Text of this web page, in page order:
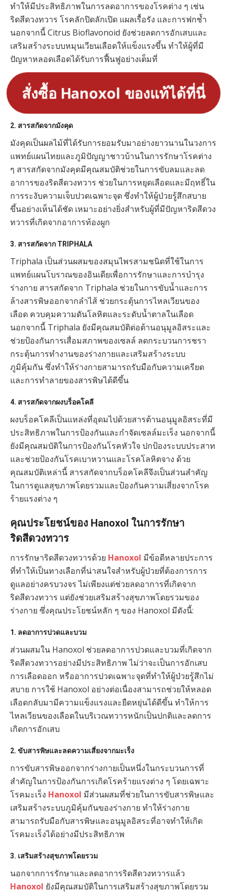
ทำให้มีประสิทธิภาพในการลดอาการของโรคต่าง ๆ เช่น
ริดสีดวงทวาร โรคลักปิดลักเปิด แผลเรื้อรัง และการฟกช้ำ
นอกจากนี้ Citrus Bioflavonoid ยังช่วยลดการอักเสบและ
เสริมสร้างระบบหมุนเวียนเลือดให้แข็งแรงขึ้น ทำให้ผู้ที่มี
ปัญหาหลอดเลือดได้รับการฟื้นฟูอย่างเต็มที่
สั่งซื้อ Hanoxol ของแท้ได้ที่นี่
2. สารสกัดจากมังคุด
มังคุดเป็นผลไม้ที่ได้รับการยอมรับมาอย่างยาวนานในวงการ
แพทย์แผนไทยและภูมิปัญญาชาวบ้านในการรักษาโรคต่าง
ๆ สารสกัดจากมังคุดมีคุณสมบัติช่วยในการขับลมและลด
อาการของริดสีดวงทวาร ช่วยในการหยุดเลือดและมีฤทธิ์ใน
การระงับความเจ็บปวดเฉพาะจุด ซึ่งทำให้ผู้ป่วยรู้สึกสบาย
ขึ้นอย่างเห็นได้ชัด เหมาะอย่างยิ่งสำหรับผู้ที่มีปัญหาริดสีดวง
ทวารที่เกิดจากอาการท้องผูก
3. สารสกัดจาก TRIPHALA
Triphala เป็นส่วนผสมของสมุนไพรสามชนิดที่ใช้ในการ
แพทย์แผนโบราณของอินเดียเพื่อการรักษาและการบำรุง
ร่างกาย สารสกัดจาก Triphala ช่วยในการขับน้ำและการ
ล้างสารพิษออกจากลำไส้ ช่วยกระตุ้นการไหลเวียนของ
เลือด ควบคุมความดันโลหิตและระดับน้ำตาลในเลือด
นอกจากนี้ Triphala ยังมีคุณสมบัติต่อต้านอนุมูลอิสระและ
ช่วยป้องกันการเสื่อมสภาพของเซลล์ ลดกระบวนการชรา
กระตุ้นการทำงานของร่างกายและเสริมสร้างระบบ
ภูมิคุ้มกัน ซึ่งทำให้ร่างกายสามารถรับมือกับความเครียด
และการทำลายของสารพิษได้ดีขึ้น
4. สารสกัดจากผงบร็อคโคลี
ผงบร็อคโคลีเป็นแหล่งที่อุดมไปด้วยสารต้านอนุมูลอิสระที่มี
ประสิทธิภาพในการป้องกันและกำจัดเซลล์มะเร็ง นอกจากนี้
ยังมีคุณสมบัติในการป้องกันโรคหัวใจ ปกป้องระบบประสาท
และช่วยป้องกันโรคเบาหวานและโรคโลหิตจาง ด้วย
คุณสมบัติเหล่านี้ สารสกัดจากบร็อคโคลีจึงเป็นส่วนสำคัญ
ในการดูแลสุขภาพโดยรวมและป้องกันความเสี่ยงจากโรค
ร้ายแรงต่าง ๆ
คุณประโยชน์ของ Hanoxol ในการรักษา
ริดสีดวงทวาร
การรักษาริดสีดวงทวารด้วย Hanoxol มีข้อดีหลายประการ
ที่ทำให้เป็นทางเลือกที่น่าสนใจสำหรับผู้ป่วยที่ต้องการการ
ดูแลอย่างครบวงจร ไม่เพียงแต่ช่วยลดอาการที่เกิดจาก
ริดสีดวงทวาร แต่ยังช่วยเสริมสร้างสุขภาพโดยรวมของ
ร่างกาย ซึ่งคุณประโยชน์หลัก ๆ ของ Hanoxol มีดังนี้:
1. ลดอาการปวดและบวม
ส่วนผสมใน Hanoxol ช่วยลดอาการปวดและบวมที่เกิดจาก
ริดสีดวงทวารอย่างมีประสิทธิภาพ ไม่ว่าจะเป็นการอักเสบ
การเลือดออก หรืออาการปวดเฉพาะจุดที่ทำให้ผู้ป่วยรู้สึกไม่
สบาย การใช้ Hanoxol อย่างต่อเนื่องสามารถช่วยให้หลอด
เลือดกลับมามีความแข็งแรงและยืดหยุ่นได้ดีขึ้น ทำให้การ
ไหลเวียนของเลือดในบริเวณทวารหนักเป็นปกติและลดการ
เกิดการอักเสบ
2. ขับสารพิษและลดความเสี่ยงจากมะเร็ง
การขับสารพิษออกจากร่างกายเป็นหนึ่งในกระบวนการที่
สำคัญในการป้องกันการเกิดโรคร้ายแรงต่าง ๆ โดยเฉพาะ
โรคมะเร็ง Hanoxol มีส่วนผสมที่ช่วยในการขับสารพิษและ
เสริมสร้างระบบภูมิคุ้มกันของร่างกาย ทำให้ร่างกาย
สามารถรับมือกับสารพิษและอนุมูลอิสระที่อาจทำให้เกิด
โรคมะเร็งได้อย่างมีประสิทธิภาพ
3. เสริมสร้างสุขภาพโดยรวม
นอกจากการรักษาและลดอาการริดสีดวงทวารแล้ว
Hanoxol ยังมีคุณสมบัติในการเสริมสร้างสุขภาพโดยรวม